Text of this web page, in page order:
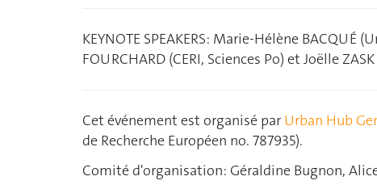
KEYNOTE SPEAKERS: Marie-Hélène
FOURCHARD (CERI, Sciences Po) et Joëlle
Cet événement est organisé par Urban Hub
de Recherche Européen no. 787935).
Comité d'organisation: Géraldine Bugnon,